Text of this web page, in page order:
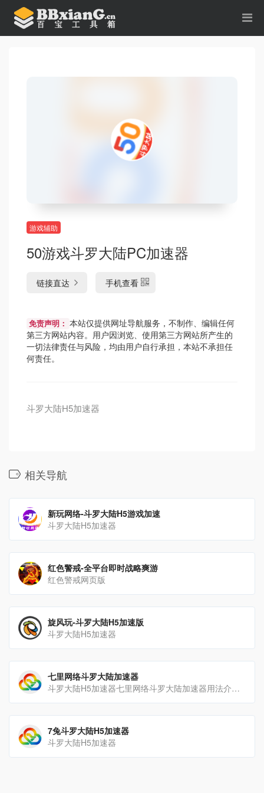
游戏辅助
50游戏斗罗大陆PC加速器
链接直达 手机查看
免责声明： 本站仅提供网址导航服务，不制作、编辑任何
第三方网站内容。用户因浏览、使用第三方网站所产生的
一切法律责任与风险，均由用户自行承担，本站不承担任
何责任。
斗罗大陆H5加速器
相关导航
新玩网络-斗罗大陆H5游戏加速
斗罗大陆H5加速器
红色警戒-全平台即时战略爽游
红色警戒网页版
旋风玩-斗罗大陆H5加速版
斗罗大陆H5加速器
七里网络斗罗大陆加速器
斗罗大陆H5加速器七里网络斗罗大陆加速器用法介绍1.在本页面登录七里平台帐号，如无帐号可以点击“立即注册[…]
7兔斗罗大陆H5加速器
斗罗大陆H5加速器